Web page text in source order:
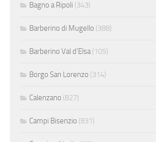
Bagno a Ripoli (343)
Barberino di Mugello (388)
Barberino Val d'Elsa(105)
Borgo San Lorenzo (314)
Calenzano (827)
Campi Bisenzio (831)